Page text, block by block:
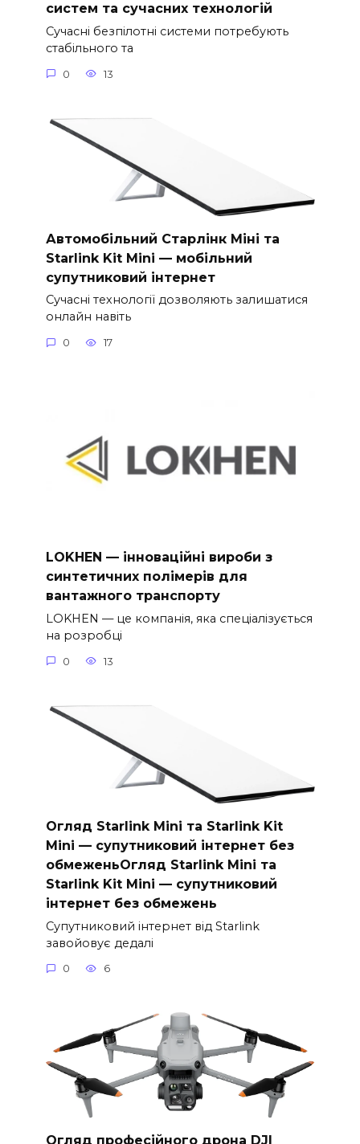
систем та сучасних технологій
Сучасні безпілотні системи потребують
стабільного та
0 13
Автомобільний Старлінк Міні та
Starlink Kit Mini — мобільний
супутниковий інтернет
Сучасні технології дозволяють залишатися
онлайн навіть
0 17
LOKHEN — інноваційні вироби з
синтетичних полімерів для
вантажного транспорту
LOKHEN — це компанія, яка спеціалізується
на розробці
0 13
Огляд Starlink Mini та Starlink Kit
Mini — супутниковий інтернет без
обмеженьОгляд Starlink Mini та
Starlink Kit Mini — супутниковий
інтернет без обмежень
Супутниковий інтернет від Starlink
завойовує дедалі
0 6
Огляд професійного дрона DJI